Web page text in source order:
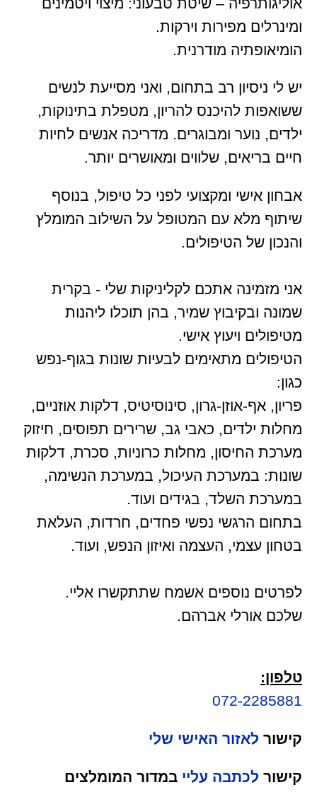
ומינרלים מפירות וירקות.
הומיאופתיה מודרנית.
יש לי ניסיון רב בתחום, ואני מסייעת לנשים
ששואפות להיכנס להריון, מטפלת בתינוקות,
ילדים, נוער ומבוגרים. מדריכה אנשים לחיות
חיים בריאים, שלווים ומאושרים יותר.
אבחון אישי ומקצועי לפני כל טיפול, בנוסף
שיתוף מלא עם המטופל על השילוב המומלץ
והנכון של הטיפולים.
אני מזמינה אתכם לקליניקות שלי - בקרית
שמונה ובקיבוץ שמיר, בהן תוכלו ליהנות
מטיפולים ויעוץ אישי.
הטיפולים מתאימים לבעיות שונות בגוף-נפש
כגון:
פריון, אף-אוזן-גרון, סינוסיטיס, דלקות אוזניים,
מחלות ילדים, כאבי גב, שרירים תפוסים, חיזוק
מערכת החיסון, מחלות כרוניות, סכרת, דלקות
שונות: במערכת העיכול, במערכת הנשימה,
במערכת השלד, בגידים ועוד.
בתחום הרגשי נפשי פחדים, חרדות, העלאת
בטחון עצמי, העצמה ואיזון הנפש, ועוד.
לפרטים נוספים אשמח שתתקשרו אליי.
שלכם אורלי אברהם.
טלפון:
072-2285881
קישור לאזור האישי שלי
קישור לכתבה עליי במדור המומלצים